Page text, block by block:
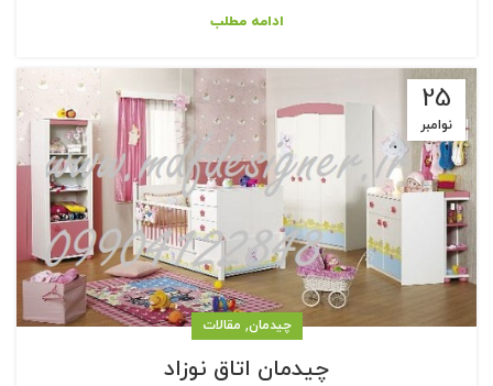
ادامه مطلب
25
نوامبر
چیدمان, مقالات
چیدمان اتاق نوزاد